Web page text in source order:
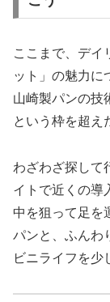
ここまで、デイ
ット」の魅力に
山崎製パンの技
という枠を超え
わざわざ探して
イトで近くの導
中を狙って足を
パンと、ふんわ
ビニライフを少